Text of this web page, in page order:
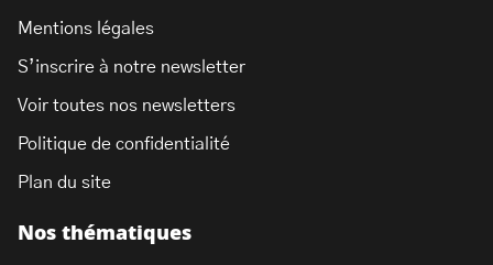
Nos thématiques
Mentions légales
S’inscrire à notre newsletter
Voir toutes nos newsletters
Politique de confidentialité
Plan du site